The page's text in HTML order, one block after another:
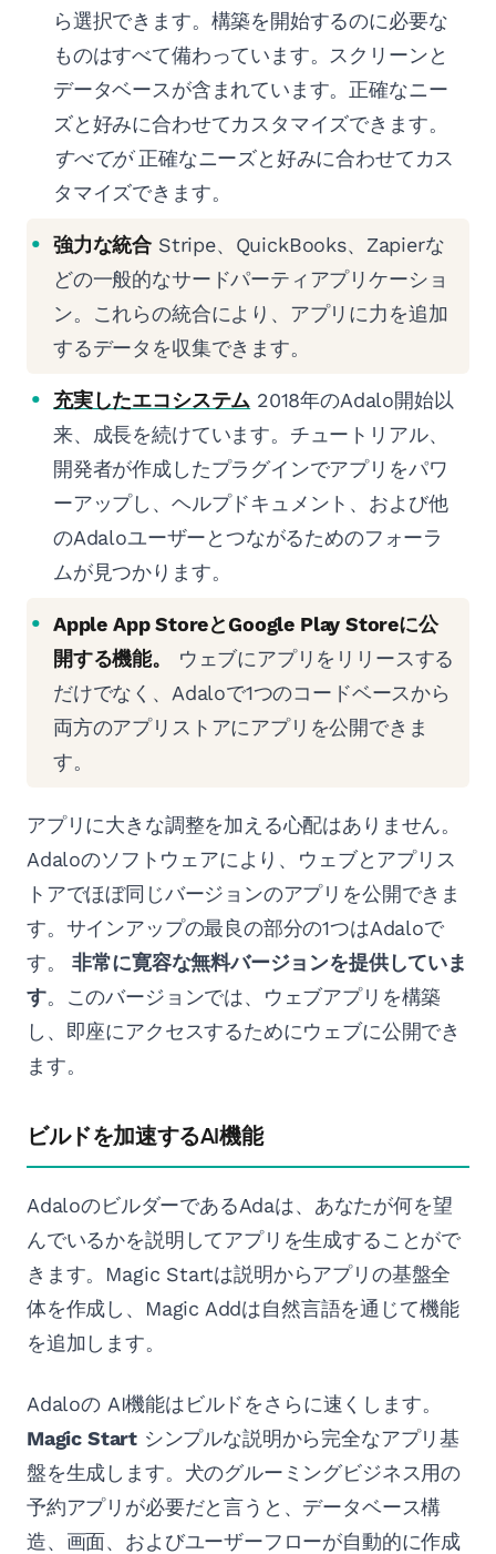
ら選択できます。構築を開始するのに必要な
ものはすべて備わっています。スクリーンと
データベースが含まれています。正確なニー
ズと好みに合わせてカスタマイズできます。
すべてが正確なニーズと好みに合わせてカス
タマイズできます。
強力な統合 Stripe、QuickBooks、Zapierな
どの一般的なサードパーティアプリケーショ
ン。これらの統合により、アプリに力を追加
するデータを収集できます。
充実したエコシステム 2018年のAdalo開始以
来、成長を続けています。チュートリアル、
開発者が作成したプラグインでアプリをパワ
ーアップし、ヘルプドキュメント、および他
のAdaloユーザーとつながるためのフォーラ
ムが見つかります。
Apple App StoreとGoogle Play Storeに公
開する機能。
ウェブにアプリをリリースする
だけでなく、Adaloで1つのコードベースから
両方のアプリストアにアプリを公開できま
す。
アプリに大きな調整を加える心配はありません。
Adaloのソフトウェアにより、ウェブとアプリス
トアでほぼ同じバージョンのアプリを公開できま
す。サインアップの最良の部分の1つはAdaloで
す。非常に寛容な無料バージョンを提供していま
す。このバージョンでは、ウェブアプリを構築
し、即座にアクセスするためにウェブに公開でき
ます。
ビルドを加速するAI機能
AdaloのビルダーであるAdaは、あなたが何を望
んでいるかを説明してアプリを生成することがで
きます。Magic Startは説明からアプリの基盤全
体を作成し、Magic Addは自然言語を通じて機能
を追加します。
Adaloの AI機能はビルドをさらに速くします。
Magic Start シンプルな説明から完全なアプリ基
盤を生成します。犬のグルーミングビジネス用の
予約アプリが必要だと言うと、データベース構
造、画面、およびユーザーフローが自動的に作成